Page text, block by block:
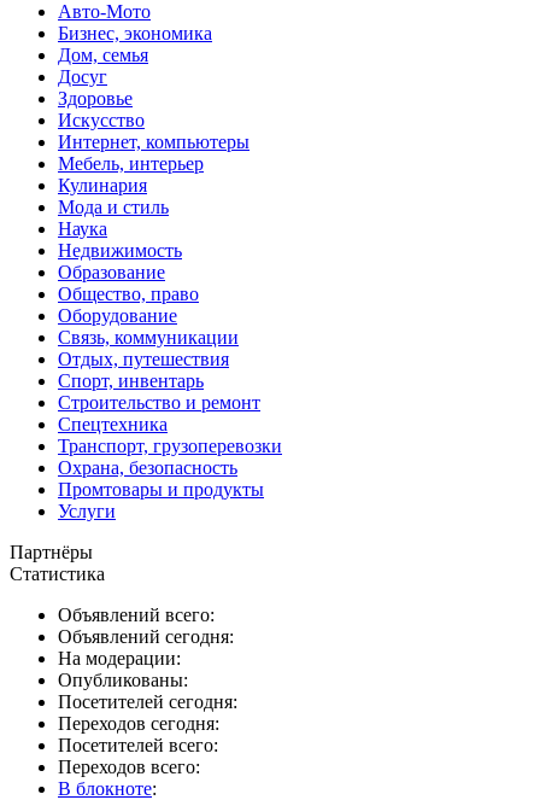
Авто-Мото
Бизнес, экономика
Дом, семья
Досуг
Здоровье
Искусство
Интернет, компьютеры
Мебель, интерьер
Кулинария
Мода и стиль
Наука
Недвижимость
Образование
Общество, право
Оборудование
Связь, коммуникации
Отдых, путешествия
Спорт, инвентарь
Строительство и ремонт
Спецтехника
Транспорт, грузоперевозки
Охрана, безопасность
Промтовары и продукты
Услуги
Партнёры
Статистика
Объявлений всего:
Объявлений сегодня:
На модерации:
Опубликованы:
Посетителей сегодня:
Переходов сегодня:
Посетителей всего:
Переходов всего:
В блокноте: